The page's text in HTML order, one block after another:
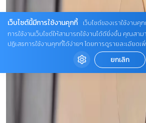
เว็บไซต์นี้มีการใช้งานคุกกี้
เว็บไซต์ของเราใช้งาน
การใช้งานเว็บไซต์ให้สามารถใช้งานได้ดียิ่งขึ้น คุณสา
ปฏิเสธการใช้งานคุกกี้ได้ง่ายๆ โดยการดูรายละเอียดเ
ยกเลิก